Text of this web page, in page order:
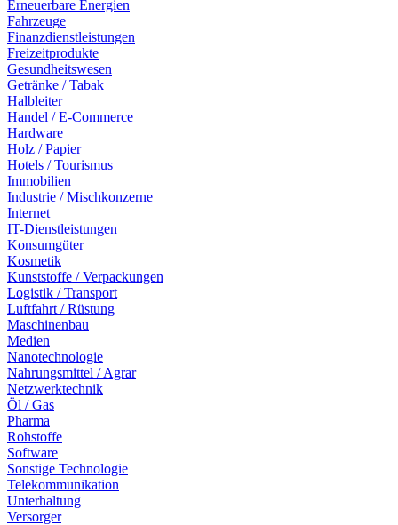
Erneuerbare Energien
Fahrzeuge
Finanzdienstleistungen
Freizeitprodukte
Gesundheitswesen
Getränke / Tabak
Halbleiter
Handel / E-Commerce
Hardware
Holz / Papier
Hotels / Tourismus
Immobilien
Industrie / Mischkonzerne
Internet
IT-Dienstleistungen
Konsumgüter
Kosmetik
Kunststoffe / Verpackungen
Logistik / Transport
Luftfahrt / Rüstung
Maschinenbau
Medien
Nanotechnologie
Nahrungsmittel / Agrar
Netzwerktechnik
Öl / Gas
Pharma
Rohstoffe
Software
Sonstige Technologie
Telekommunikation
Unterhaltung
Versorger